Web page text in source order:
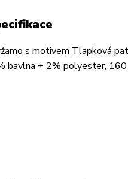
s motivem Tlapková
bavlna + 2% polyester,